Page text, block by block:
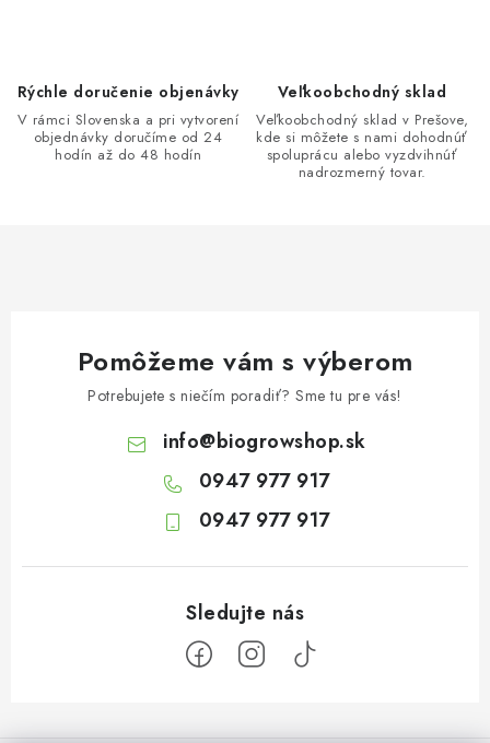
Rýchle doručenie objenávky
V rámci Slovenska a pri vytvorení
objednávky doručíme od 24
hodín až do 48 hodín
Veľkoobchodný sklad
Veľkoobchodný sklad v Prešove,
kde si môžete s nami dohodnúť
spoluprácu alebo vyzdvihnúť
nadrozmerný tovar.
Pomôžeme vám s výberom
Potrebujete s niečím poradiť? Sme tu pre vás!
info@biogrowshop.sk
0947 977 917
0947 977 917